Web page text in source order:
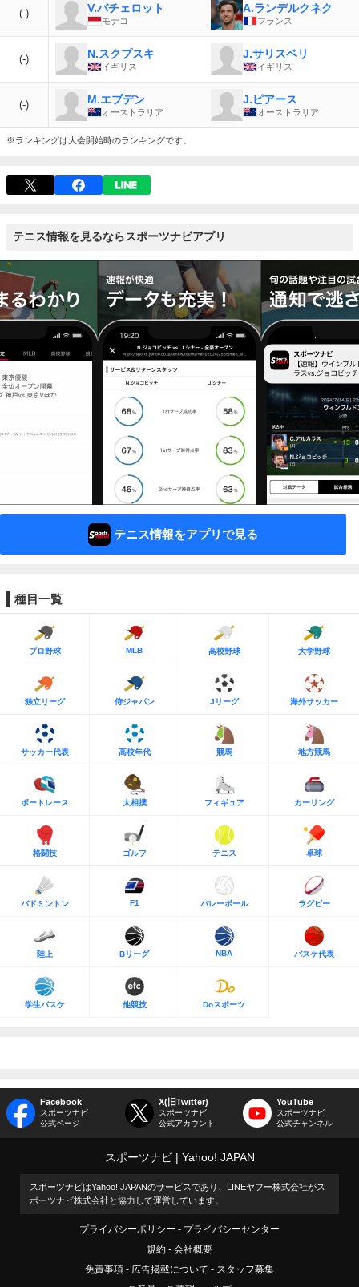
(-) V.バチェロット
モナコ
A.ランデルクネク
フランス
(-) N.スクプスキ
イギリス
J.サリスベリ
イギリス
(-) M.エブデン
オーストラリア
J.ピアース
オーストラリア
※ランキングは大会開始時のランキングです。
テニス情報を見るならスポーツナビアプリ
テニス情報をアプリで見る
種目一覧
プロ野球 MLB 高校野球 大学野球
独立リーグ 侍ジャパン Jリーグ 海外サッカー
サッカー代表 高校年代 競馬 地方競馬
ボートレース 大相撲 フィギュア カーリング
格闘技 ゴルフ テニス 卓球
バドミントン F1 バレーボール ラグビー
陸上 Bリーグ NBA バスケ代表
学生バスケ 他競技 Doスポーツ
Facebook
スポーツナビ
公式ページ
X(旧Twitter)
スポーツナビ
公式アカウント
YouTube
スポーツナビ
公式チャンネル
スポーツナビ Yahoo! JAPAN
スポーツナビはYahoo! JAPANのサービスであり、LINEヤフー株式会社がス
ポーツナビ株式会社と協力して運営しています。
プライバシーポリシー
プライバシーセンター
規約
会社概要
免責事項
広告掲載について
スタッフ募集